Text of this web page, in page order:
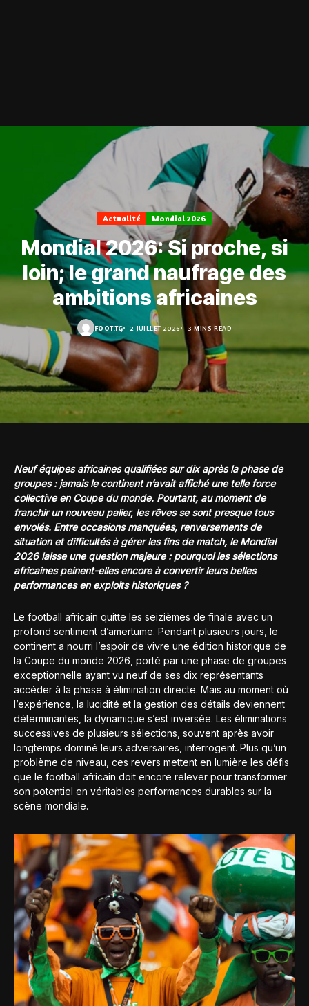
Actualité Mondial 2026
Mondial 2026: Si proche, si
loin; le grand naufrage des
ambitions africaines
FOOT.TG 2 JUILLET 2026 3 MINS READ
Neuf équipes africaines qualifiées sur dix après la phase de
groupes : jamais le continent n’avait affiché une telle force
collective en Coupe du monde. Pourtant, au moment de
franchir un nouveau palier, les rêves se sont presque tous
envolés. Entre occasions manquées, renversements de
situation et difficultés à gérer les fins de match, le Mondial
2026 laisse une question majeure : pourquoi les sélections
africaines peinent-elles encore à convertir leurs belles
performances en exploits historiques ?
Le football africain quitte les seizièmes de finale avec un
profond sentiment d’amertume. Pendant plusieurs jours, le
continent a nourri l’espoir de vivre une édition historique de
la Coupe du monde 2026, porté par une phase de groupes
exceptionnelle ayant vu neuf de ses dix représentants
accéder à la phase à élimination directe. Mais au moment où
l’expérience, la lucidité et la gestion des détails deviennent
déterminantes, la dynamique s’est inversée. Les éliminations
successives de plusieurs sélections, souvent après avoir
longtemps dominé leurs adversaires, interrogent. Plus qu’un
problème de niveau, ces revers mettent en lumière les défis
que le football africain doit encore relever pour transformer
son potentiel en véritables performances durables sur la
scène mondiale.